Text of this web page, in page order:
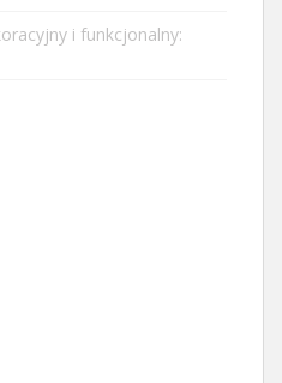
i funkcjonalny: